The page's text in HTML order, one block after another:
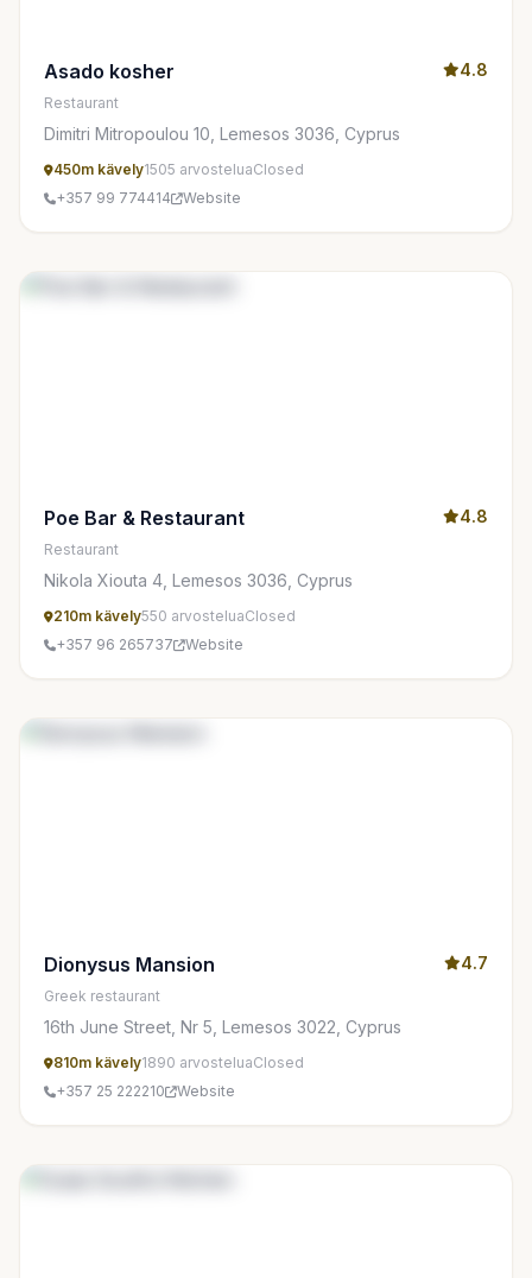
Asado kosher 4.8
Restaurant
Dimitri Mitropoulou 10, Lemesos 3036, Cyprus
450m kävely1505 arvosteluaClosed
+357 99 774414
Website
Poe Bar & Restaurant 4.8
Restaurant
Nikola Xiouta 4, Lemesos 3036, Cyprus
210m kävely550 arvosteluaClosed
+357 96 265737
Website
Dionysus Mansion 4.7
Greek restaurant
16th June Street, Nr 5, Lemesos 3022, Cyprus
810m kävely1890 arvosteluaClosed
+357 25 222210
Website